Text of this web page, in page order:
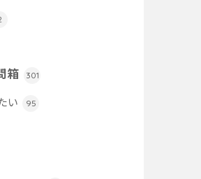
箱 301
い 95